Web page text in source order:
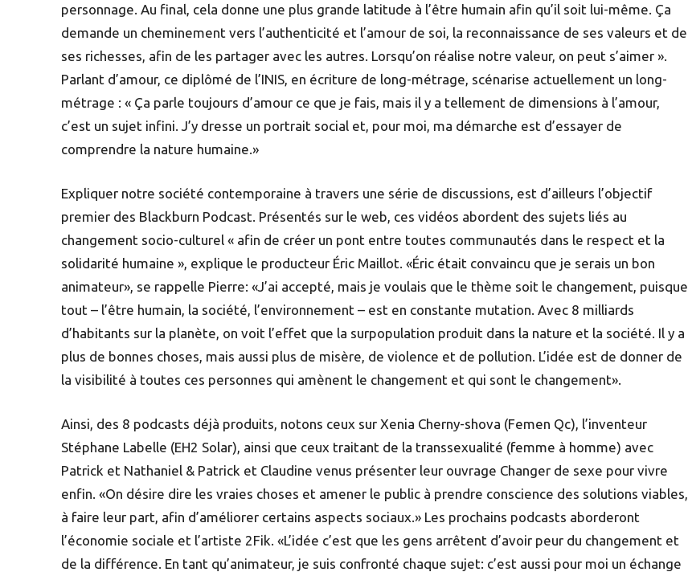
personnage. Au final, cela donne une plus grande latitude à l’être humain afin qu’il soit lui-même. Ça
demande un cheminement vers l’authenticité et l’amour de soi, la reconnaissance de ses valeurs et de
ses richesses, afin de les partager avec les autres. Lorsqu’on réalise notre valeur, on peut s’aimer ».
Parlant d’amour, ce diplômé de l’INIS, en écriture de long-métrage, scénarise actuellement un long-
métrage : « Ça parle toujours d’amour ce que je fais, mais il y a tellement de dimensions à l’amour,
c’est un sujet infini. J’y dresse un portrait social et, pour moi, ma démarche est d’essayer de
comprendre la nature humaine.»
Expliquer notre société contemporaine à travers une série de discussions, est d’ailleurs l’objectif
premier des Blackburn Podcast. Présentés sur le web, ces vidéos abordent des sujets liés au
changement socio-culturel « afin de créer un pont entre toutes communautés dans le respect et la
solidarité humaine », explique le producteur Éric Maillot. «Éric était convaincu que je serais un bon
animateur», se rappelle Pierre: «J’ai accepté, mais je voulais que le thème soit le changement, puisque
tout – l’être humain, la société, l’environnement – est en constante mutation. Avec 8 milliards
d’habitants sur la planète, on voit l’effet que la surpopulation produit dans la nature et la société. Il y a
plus de bonnes choses, mais aussi plus de misère, de violence et de pollution. L’idée est de donner de
la visibilité à toutes ces personnes qui amènent le changement et qui sont le changement».
Ainsi, des 8 podcasts déjà produits, notons ceux sur Xenia Cherny-shova (Femen Qc), l’inventeur
Stéphane Labelle (EH2 Solar), ainsi que ceux traitant de la transsexualité (femme à homme) avec
Patrick et Nathaniel & Patrick et Claudine venus présenter leur ouvrage Changer de sexe pour vivre
enfin. «On désire dire les vraies choses et amener le public à prendre conscience des solutions viables,
à faire leur part, afin d’améliorer certains aspects sociaux.» Les prochains podcasts aborderont
l’économie sociale et l’artiste 2Fik. «L’idée c’est que les gens arrêtent d’avoir peur du changement et
de la différence. En tant qu’animateur, je suis confronté chaque sujet: c’est aussi pour moi un échange